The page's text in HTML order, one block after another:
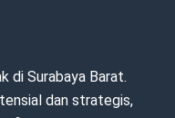
di Surabaya Barat.
dan strategis,